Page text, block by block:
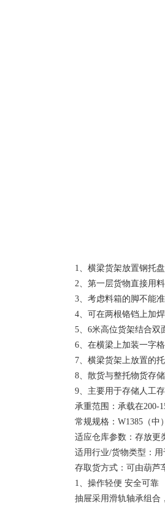
1、横梁货架放置钢托
2、第一层货物直接用
3、考虑料箱的脚不能
4、可在两根铬铛上加
5、6米高位货架结合双
6、在横梁上加装一字
7、横梁货架上放置的
8、散货与整托物货存
9、主要用于存储人工
承重范围：承载在200-
常规规格：W1385（中
适应仓库参数：存放更
适用行业/货物类型：
存取货方式：可由葫芦
1、操作轻便 安全可靠
抽屉采用滑轨轴承组合